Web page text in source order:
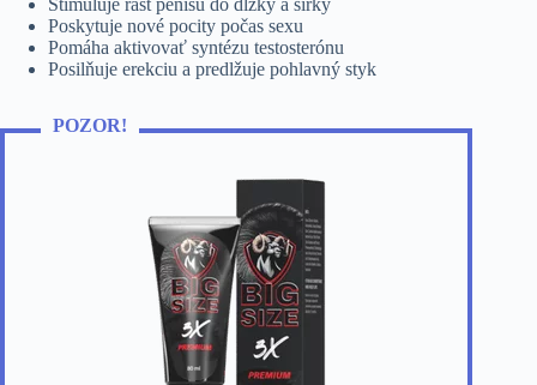
Stimuluje rast penisu do dĺžky a šírky
Poskytuje nové pocity počas sexu
Pomáha aktivovať syntézu testosterónu
Posilňuje erekciu a predlžuje pohlavný styk
POZOR!